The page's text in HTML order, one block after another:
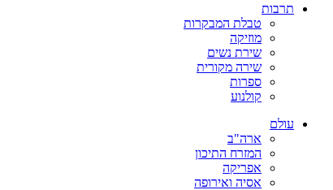
תרבות
טבלת המבקרות
מוזיקה
שירת נשים
שירה מקורית
ספרות
קולנוע
עולם
ארה"ב
המזרח התיכון
אפריקה
אסיה ואירופה